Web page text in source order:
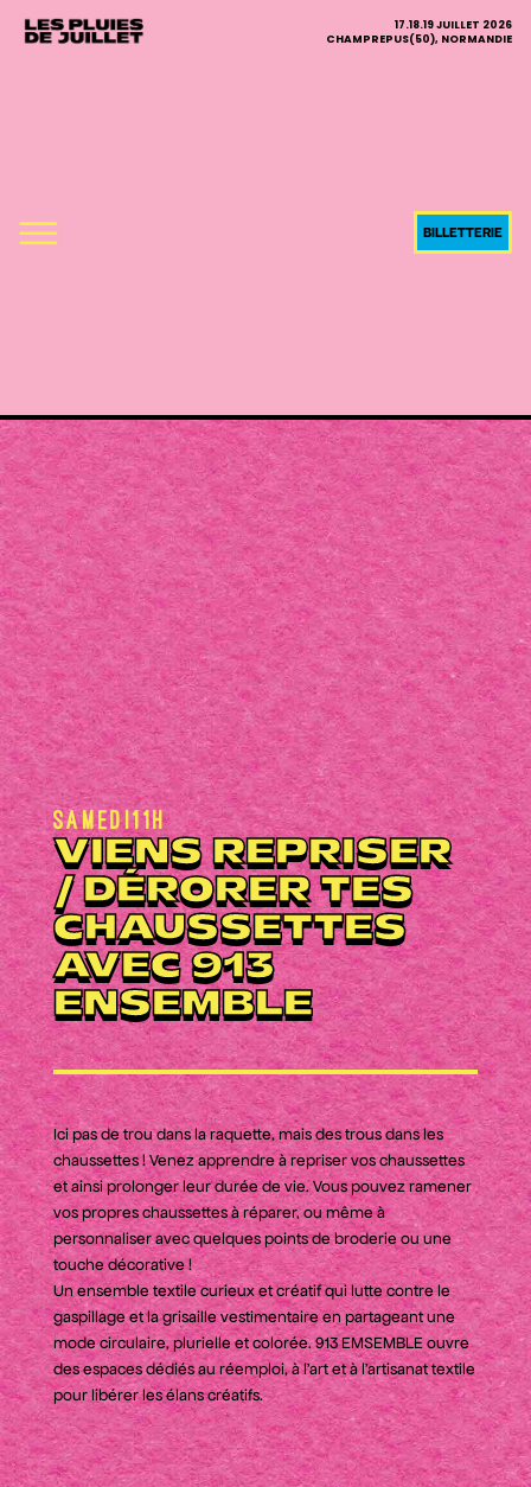
17.18.19 JUILLET 2026
CHAMPREPUS(50), NORMANDIE
BILLETTERIE
Samedi11h
VIENS REPRISER
/ DÉRORER TES
CHAUSSETTES
AVEC 913
ENSEMBLE
Ici pas de trou dans la raquette, mais des trous dans les
chaussettes ! Venez apprendre à repriser vos chaussettes
et ainsi prolonger leur durée de vie. Vous pouvez ramener
vos propres chaussettes à réparer, ou même à
personnaliser avec quelques points de broderie ou une
touche décorative !
Un ensemble textile curieux et créatif qui lutte contre le
gaspillage et la grisaille vestimentaire en partageant une
mode circulaire, plurielle et colorée. 913 EMSEMBLE ouvre
des espaces dédiés au réemploi, à l’art et à l’artisanat textile
pour libérer les élans créatifs.